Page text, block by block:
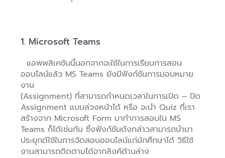
1. Microsoft Teams
แอพพลิเคชันนี้นอกจากจะใช้ในการเรียนการสอน
ออนไลน์แล้ว MS Teams ยังมีฟังก์ชันการมอบหมาย
งาน
(Assignment) ที่สามารถกำหนดเวลาในการเปิด – ปิด
Assignment แบบล่วงหน้าได้ หรือ จะนำ Quiz ที่เรา
สร้างจาก Microsoft Form มาทำการสอบใน MS
Teams ก็ได้เช่นกัน ซึ่งฟังก์ชันดังกล่าวสามารถนำมา
ประยุกต์ใช้ในการจัดสอบออนไลน์แก่นักศึกษาได้ วิธีใช้
งานสามารถติดตามได้จากลิงค์ด้านล่าง